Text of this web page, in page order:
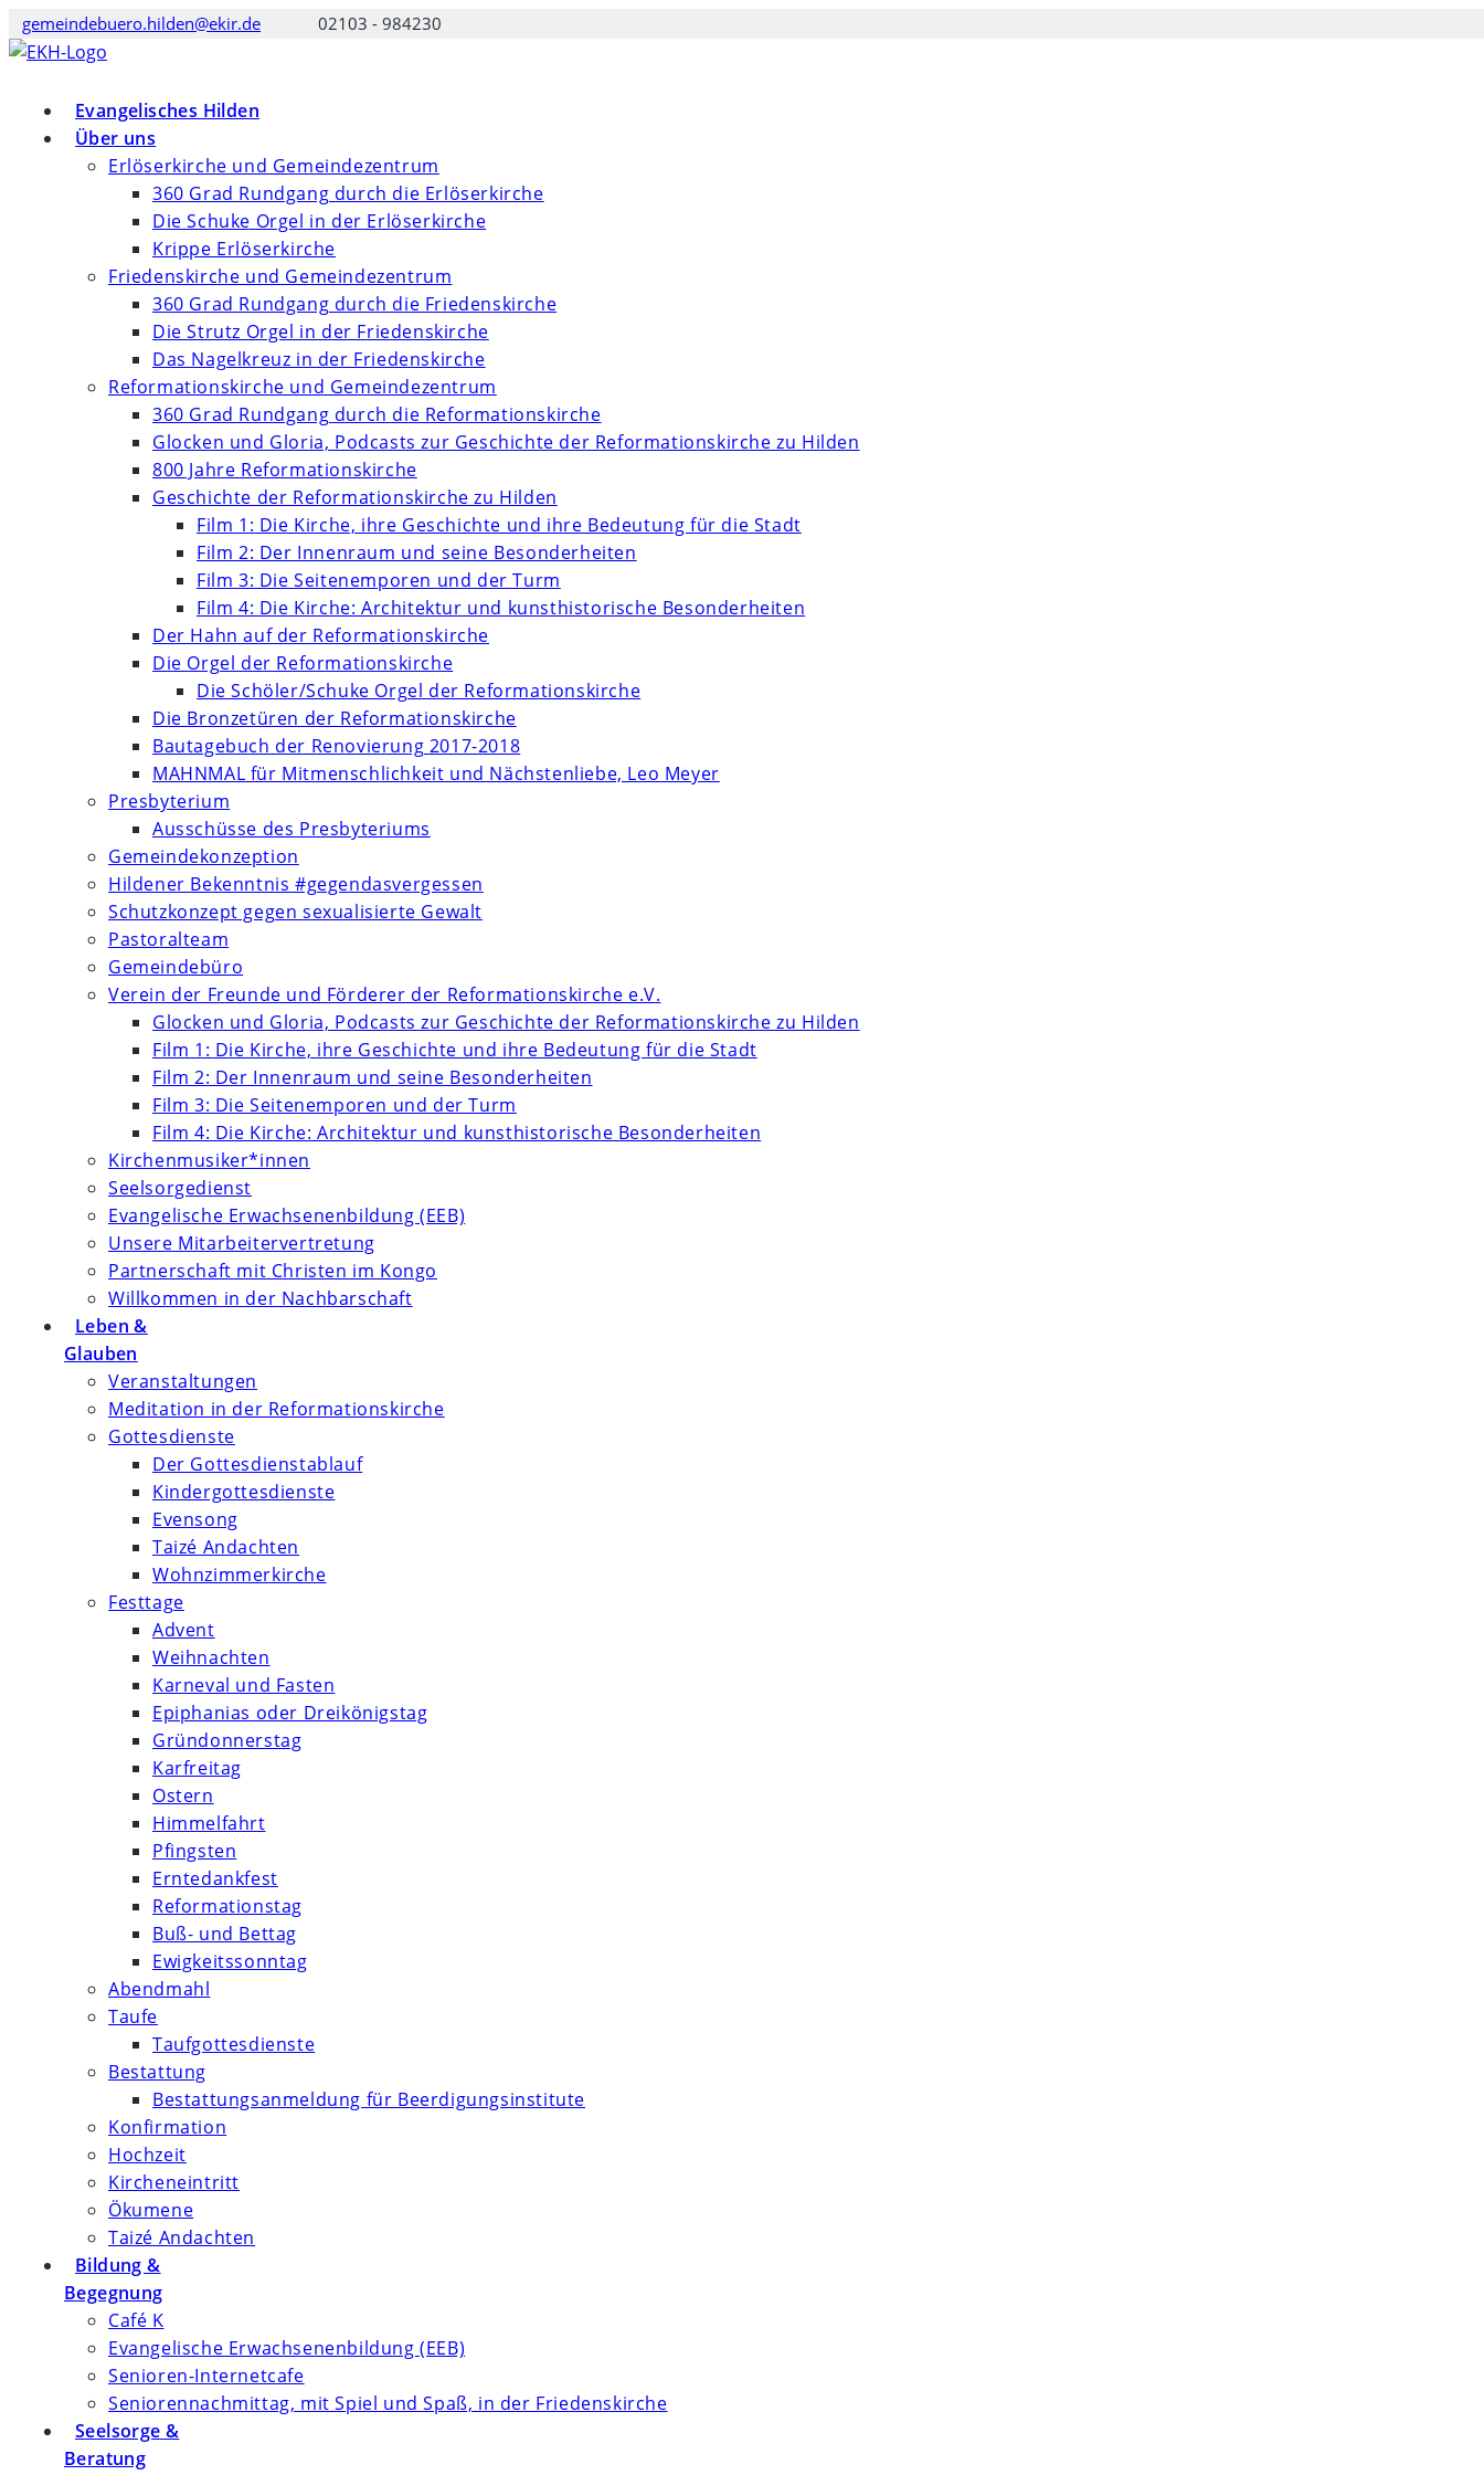
Zum
Inhalt
gemeindebuero.hilden@ekir.de 02103 - 984230
Evangelisches Hilden
Über uns
Erlöserkirche und Gemeindezentrum
360 Grad Rundgang durch die Erlöserkirche
Die Schuke Orgel in der Erlöserkirche
Krippe Erlöserkirche
Friedenskirche und Gemeindezentrum
360 Grad Rundgang durch die Friedenskirche
Die Strutz Orgel in der Friedenskirche
Das Nagelkreuz in der Friedenskirche
Reformationskirche und Gemeindezentrum
360 Grad Rundgang durch die Reformationskirche
Glocken und Gloria, Podcasts zur Geschichte der Reformationskirche zu Hilden
800 Jahre Reformationskirche
Geschichte der Reformationskirche zu Hilden
Film 1: Die Kirche, ihre Geschichte und ihre Bedeutung für die Stadt
Film 2: Der Innenraum und seine Besonderheiten
Film 3: Die Seitenemporen und der Turm
Film 4: Die Kirche: Architektur und kunsthistorische Besonderheiten
Der Hahn auf der Reformationskirche
Die Orgel der Reformationskirche
Die Schöler/Schuke Orgel der Reformationskirche
Die Bronzetüren der Reformationskirche
Bautagebuch der Renovierung 2017-2018
MAHNMAL für Mitmenschlichkeit und Nächstenliebe, Leo Meyer
Presbyterium
Ausschüsse des Presbyteriums
Gemeindekonzeption
Hildener Bekenntnis #gegendasvergessen
Schutzkonzept gegen sexualisierte Gewalt
Pastoralteam
Gemeindebüro
Verein der Freunde und Förderer der Reformationskirche e.V.
Glocken und Gloria, Podcasts zur Geschichte der Reformationskirche zu Hilden
Film 1: Die Kirche, ihre Geschichte und ihre Bedeutung für die Stadt
Film 2: Der Innenraum und seine Besonderheiten
Film 3: Die Seitenemporen und der Turm
Film 4: Die Kirche: Architektur und kunsthistorische Besonderheiten
Kirchenmusiker*innen
Seelsorgedienst
Evangelische Erwachsenenbildung (EEB)
Unsere Mitarbeitervertretung
Partnerschaft mit Christen im Kongo
Willkommen in der Nachbarschaft
Leben &
Glauben
Veranstaltungen
Meditation in der Reformationskirche
Gottesdienste
Der Gottesdienstablauf
Kindergottesdienste
Evensong
Taizé Andachten
Wohnzimmerkirche
Festtage
Advent
Weihnachten
Karneval und Fasten
Epiphanias oder Dreikönigstag
Gründonnerstag
Karfreitag
Ostern
Himmelfahrt
Pfingsten
Erntedankfest
Reformationstag
Buß- und Bettag
Ewigkeitssonntag
Abendmahl
Taufe
Taufgottesdienste
Bestattung
Bestattungsanmeldung für Beerdigungsinstitute
Konfirmation
Hochzeit
Kircheneintritt
Ökumene
Taizé Andachten
Bildung &
Begegnung
Café K
Evangelische Erwachsenenbildung (EEB)
Senioren-Internetcafe
Seniorennachmittag, mit Spiel und Spaß, in der Friedenskirche
Seelsorge &
Beratung